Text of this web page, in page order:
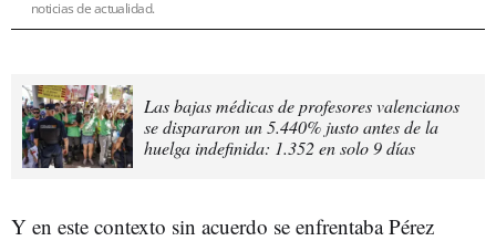
noticias de actualidad.
Las bajas médicas de profesores valencianos
se dispararon un 5.440% justo antes de la
huelga indefinida: 1.352 en solo 9 días
Y en este contexto sin acuerdo se enfrentaba Pérez